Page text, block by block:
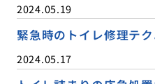
2024.05.19
緊急時のトイレ修理テ
2024.05.17